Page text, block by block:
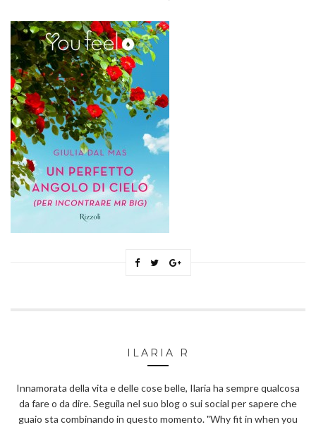
ILARIA R
Innamorata della vita e delle cose belle, Ilaria ha sempre qualcosa
da fare o da dire. Seguila nel suo blog o sui social per sapere che
guaio sta combinando in questo momento. "Why fit in when you